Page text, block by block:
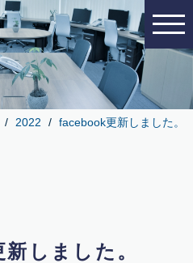
2022 facebook更新しました。
しました。